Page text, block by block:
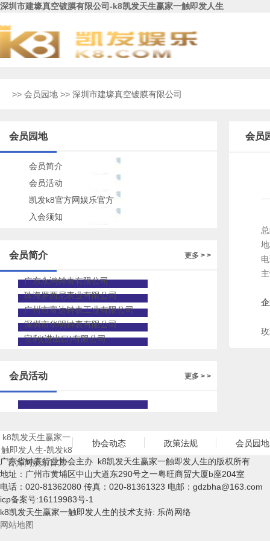
深圳市建壕真空镀膜有限公司-k8凯发天生赢家一触即发人生
>> 会员园地 >> 深圳市建壕真空镀膜有限公司
会员园地
会员简介
会员活动
凯发k8官方网娱乐官方
的公告
入会须知
更多 > >
会员简介
广东永鸿钟表有限公司
珠海罗西尼表业有限公司
广州市富达钟表工业有限公司
深圳市华明钟表有限公司
宝利(进出口)有限公司
更多 > >
会员活动
会员
k8凯发天生赢家一
触即发人生-凯发k8
官方网娱乐官方
协会动态 政策法规
会员园地
广东省钟表行业协会主办 k8凯发天生赢家一触即发人生的版权所有
地址：广州市黄埔区中山大道东290号之一粤旺商贸大厦b座204室
电话：020-81362080 传真：020-81361323 电邮： gdzbha@163.com
icp备案号:16119983号-1
k8凯发天生赢家一触即发人生的技术支持: 乐尚网络
网站地图